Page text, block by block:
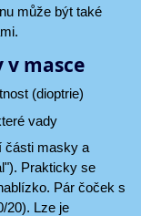
může být také
v masce
(dioptrie)
vady
části masky a
Prakticky se
Pár čoček s
20). Lze je